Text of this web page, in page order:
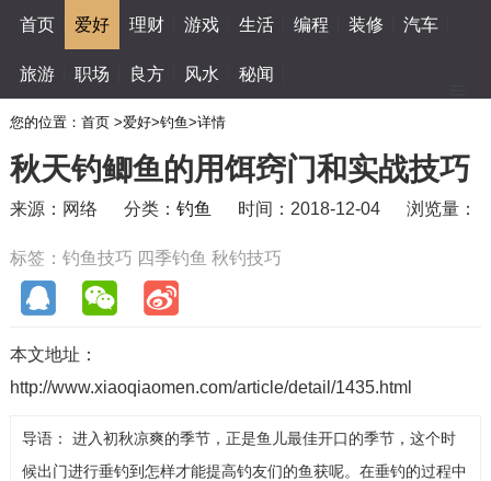
首页 爱好 理财 游戏 生活 编程 装修 汽车
旅游 职场 良方 风水 秘闻
您的位置： 首页 >爱好>钓鱼>详情
秋天钓鲫鱼的用饵窍门和实战技巧
来源：网络 分类： 钓鱼 时间：2018-12-04 浏览量：
标签： 钓鱼技巧 四季钓鱼 秋钓技巧
本文地址：
http://www.xiaoqiaomen.com/article/detail/1435.html
导语： 进入初秋凉爽的季节，正是鱼儿最佳开口的季节，这个时
候出门进行垂钓到怎样才能提高钓友们的鱼获呢。在垂钓的过程中